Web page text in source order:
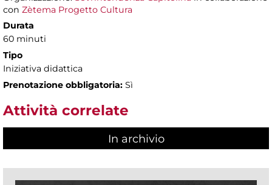
con Zètema Progetto Cultura
Durata
60 minuti
Tipo
Iniziativa didattica
Prenotazione obbligatoria: Sì
Attività correlate
In archivio